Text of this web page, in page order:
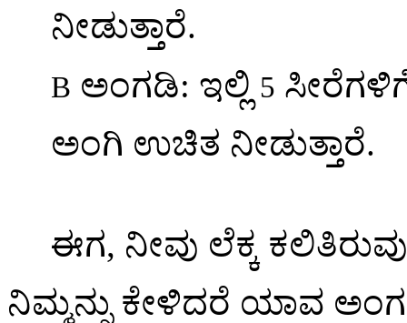
ನೀಡುತ್ತಾರೆ.
B ಅಂಗಡಿ: ಇಲ್ಲಿ 5
ಅಂಗಿ ಉಚಿತ ನೀಡುತ್ತಾರೆ.
ಈಗ, ನೀವು ಲೆಕ್ಕ
ನಿಮ್ಮನ್ನು ಕೇಳಿದರೆ ಯಾವ